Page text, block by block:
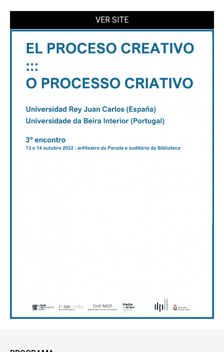
VER SITE